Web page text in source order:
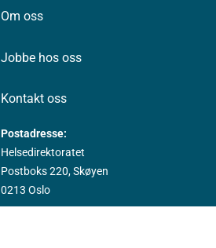
Om oss
Jobbe hos oss
Kontakt oss
Postadresse:
Helsedirektoratet
Postboks 220, Skøyen
0213 Oslo